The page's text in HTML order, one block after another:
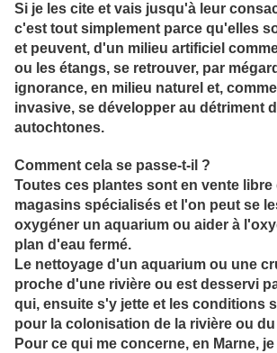
Si je les cite et vais jusqu'à leur
c'est tout simplement parce qu'elles
et peuvent, d'un milieu artificiel
ou les étangs, se retrouver, par
ignorance, en milieu naturel et,
invasive, se développer au détriment
autochtones.
Comment cela se passe-t-il ?
Toutes ces plantes sont en vente libre
magasins spécialisés et l'on peut se
oxygéner un aquarium ou aider à
plan d'eau fermé.
Le nettoyage d'un aquarium ou une
proche d'une rivière ou est desservi
qui, ensuite s'y jette et les conditions
pour la colonisation de la rivière ou
Pour ce qui me concerne, en Marne,